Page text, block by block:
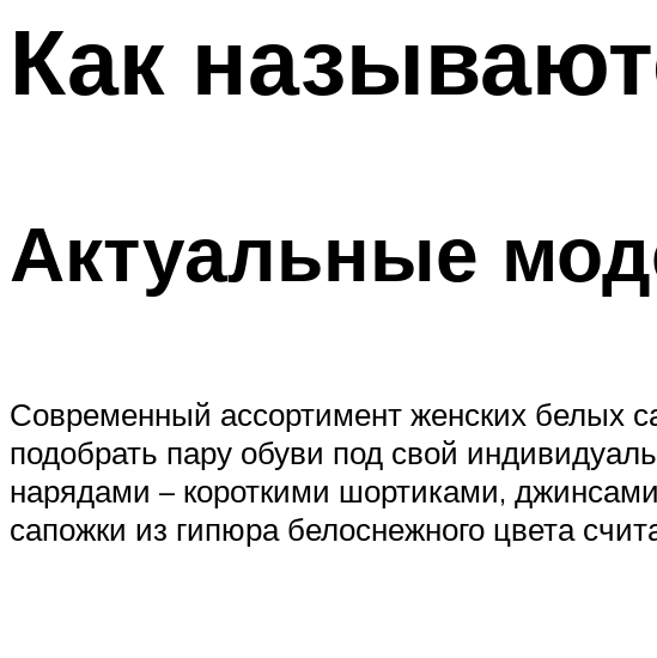
Как
Актуальные
Современный ассортимент женских белых
подобрать пару обуви под свой
нарядами – короткими шортиками,
сапожки из гипюра белоснежного цвета